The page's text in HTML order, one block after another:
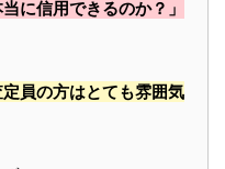
当に信用できるのか？」
員の方はとても雰囲気